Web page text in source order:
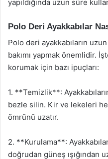
yapıldığında uzun süre
Polo Deri Ayakkabılar
Polo deri ayakkabıların
bakımı yapmak önemlidir.
korumak için bazı ipuçları:
1. **Temizlik**:
bezle silin. Kir ve lekeleri
ömrünü uzatır.
2. **Kurulama**:
doğrudan güneş ışığından